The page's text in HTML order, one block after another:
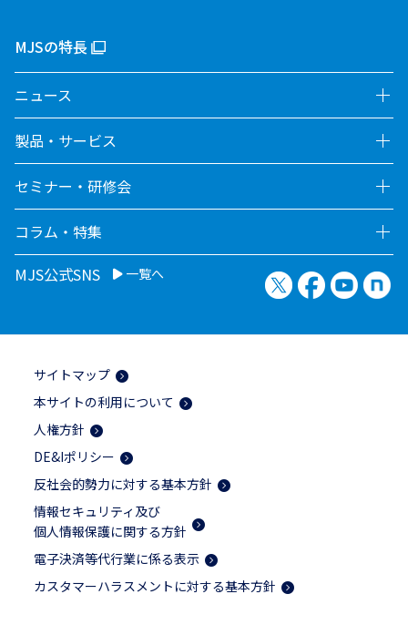
MJSの特長
ニュース
製品・サービス
セミナー・研修会
コラム・特集
MJS公式SNS
一覧へ X（旧Twitter）
Facebook
サイトマップ
本サイトの利用について
人権方針
DE&Iポリシー
反社会的勢力に対する基本方針
情報セキュリティ及び
個人情報保護に関する方針
電子決済等代行業に係る表示
カスタマーハラスメントに対する基本方針